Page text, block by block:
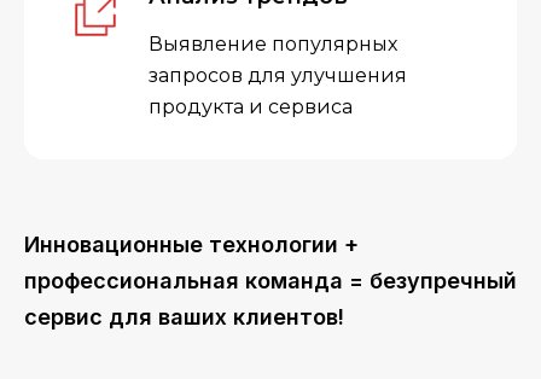
Выявление популярных
запросов для улучшения
продукта и сервиса
Инновационные технологии +
профессиональная команда = безупречный
сервис для ваших клиентов!